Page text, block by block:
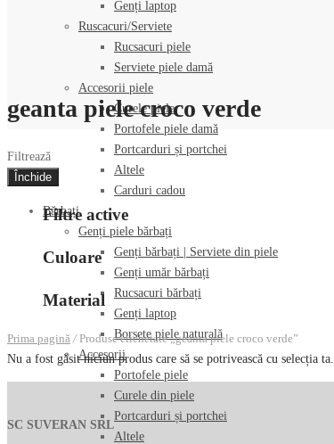
Genți laptop
Ruscacuri/Serviete
Rucsacuri piele
Serviete piele damă
Accesorii piele
Curele piele
Portofele piele damă
Portcarduri și portchei
Altele
Carduri cadou
Bărbați
Genți piele bărbați
Genți bărbați | Serviete din piele
Genți umăr bărbați
Rucsacuri bărbați
Genți laptop
Borsete piele naturală
Accesorii
Portofele piele
Curele din piele
Portcarduri și portchei
Altele
geanta piele croco verde
Filtrează
Închide
Filtre active
Culoare
Material
Prima pagină /Produse etichetate „geanta piele croco verde”
Nu a fost găsit niciun produs care să se potrivească cu selecția ta.
SC SUVERAN SRL